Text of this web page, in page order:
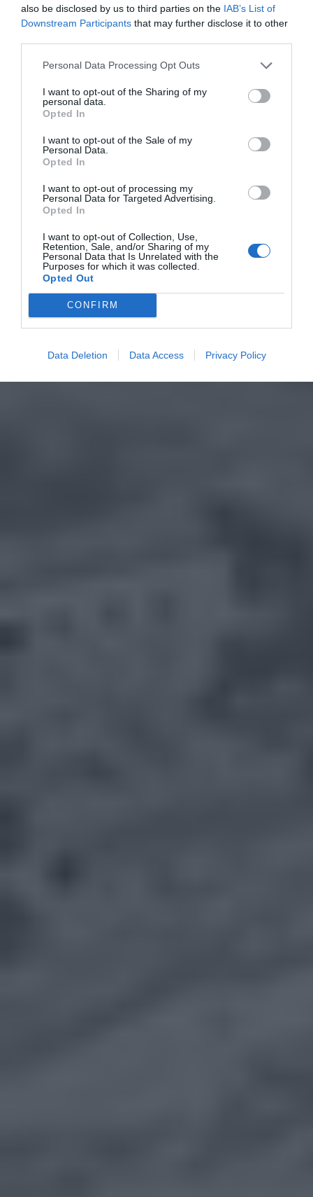
also be disclosed by us to third parties on the IAB’s List of
Downstream Participants that may further disclose it to other
Personal Data Processing Opt Outs
I want to opt-out of the Sharing of my
personal data.
Opted In
I want to opt-out of the Sale of my
Personal Data.
Opted In
I want to opt-out of processing my
Personal Data for Targeted Advertising.
Opted In
I want to opt-out of Collection, Use,
Retention, Sale, and/or Sharing of my
Personal Data that Is Unrelated with the
Purposes for which it was collected.
Opted Out
CONFIRM
Data Deletion Data Access Privacy Policy